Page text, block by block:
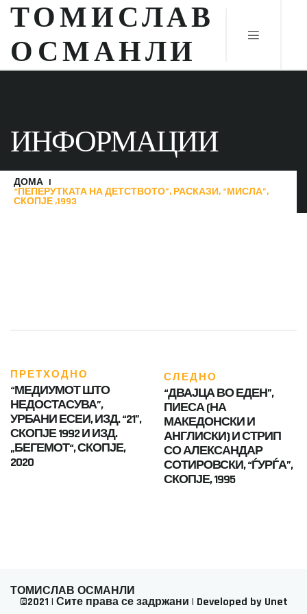
ТОМИСЛАВ
ОСМАНЛИ
ИНФОРМАЦИИ
ДОМА
“ПЕПЕРУТКАТА НА ДЕТСТВОТО”, РАСКАЗИ, “МИСЛА”,
СКОПЈЕ ,1993
ПРЕТХОДНО
“МЕДИУМОТ ШТО
НЕДОСТАСУВА”,
УРБАНИ ЕСЕИ, ИЗД. “21”,
СКОПЈЕ 1992 И ИЗД.
„БЕГЕМОТ“, СКОПЈЕ,
2020
СЛЕДНО
“ДВАЈЦА ВО ЕДЕН”,
ПИЕСА (НА
МАКЕДОНСКИ И
АНГЛИСКИ) И СТРИП
СО АЛЕКСАНДАР
СОТИРОВСКИ, “ЃУРЃА”,
СКОПЈЕ, 1995
ТОМИСЛАВ ОСМАНЛИ
©2021 | Сите права се задржани | Developed by Unet